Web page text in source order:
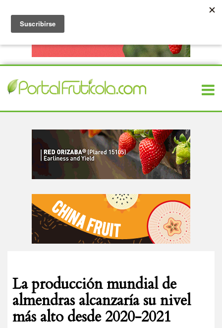
La producción mundial de
almendras alcanzaría su nivel
más alto desde 2020-2021